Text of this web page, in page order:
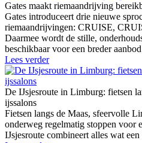
Gates maakt riemaandrijving
Gates introduceert drie nieuwe
riemaandrijvingen: CRUISE,
Daarmee wordt de stille,
beschikbaar voor een breder
Lees verder
De IJsjesroute in Limburg: fietsen
ijssalons
Fietsen langs de Maas, sfeervolle
onderweg regelmatig stoppen voor
IJsjesroute combineert alles wat